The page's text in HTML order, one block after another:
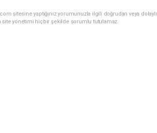
sitesine yaptığınız yorumunuzla ilgili doğrudan veya dolaylı
site yönetimi hiçbir şekilde sorumlu tutulamaz.